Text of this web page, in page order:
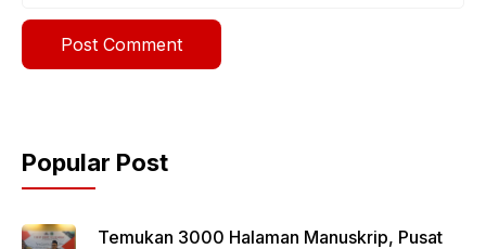
Popular Post
Temukan 3000 Halaman Manuskrip, Pusat